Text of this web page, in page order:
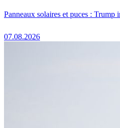
Panneaux solaires et puces :
07.08.2026